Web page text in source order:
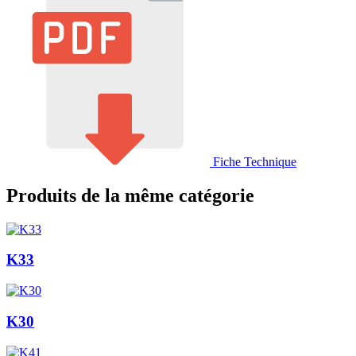
Fiche Technique
Produits de la même catégorie
K33
K30